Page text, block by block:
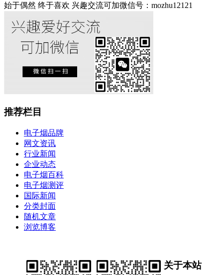
始于偶然 终于喜欢 兴趣交流可加微信号：mozhu12121
推荐栏目
电子烟品牌
网文资讯
行业新闻
企业动态
电子烟百科
电子烟测评
国际新闻
分类封面
随机文章
浏览博客
关于本站